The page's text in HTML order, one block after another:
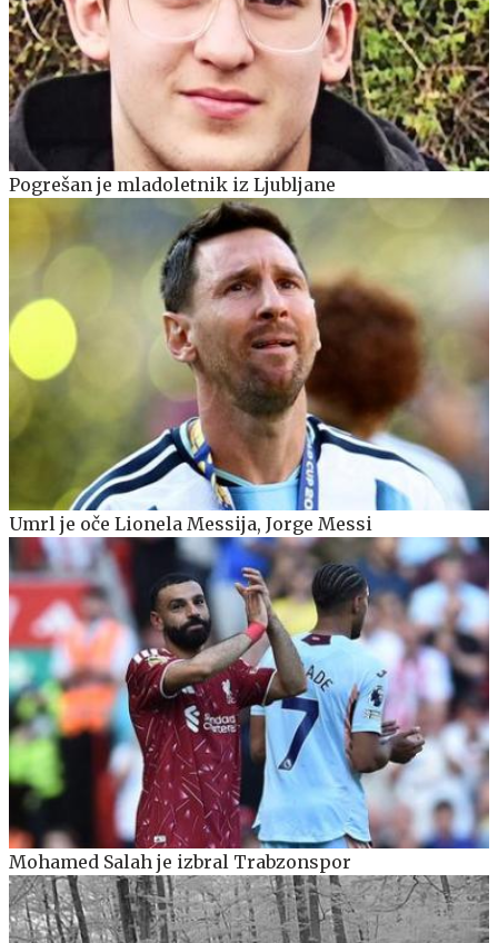
Pogrešan je mladoletnik iz Ljubljane
Umrl je oče Lionela Messija, Jorge Messi
Mohamed Salah je izbral Trabzonspor